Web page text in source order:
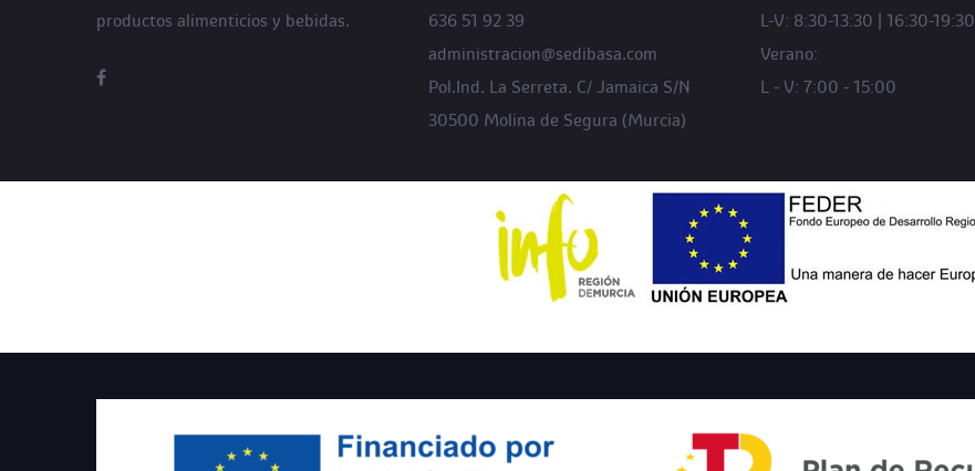
productos alimenticios y bebidas.
636 51 92 39
administracion@sedibasa.com
Pol.Ind. La Serreta. C/ Jamaica S/N
30500 Molina de Segura (Murcia)
L-V: 8:30-13:30 | 16:30-19:30
Verano:
L - V: 7:00 - 15:00